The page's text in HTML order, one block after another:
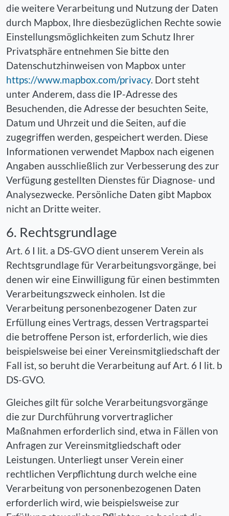
die weitere Verarbeitung und Nutzung der Daten
durch Mapbox, Ihre diesbezüglichen Rechte sowie
Einstellungsmöglichkeiten zum Schutz Ihrer
Privatsphäre entnehmen Sie bitte den
Datenschutzhinweisen von Mapbox unter
https://www.mapbox.com/privacy. Dort steht
unter Anderem, dass die IP-Adresse des
Besuchenden, die Adresse der besuchten Seite,
Datum und Uhrzeit und die Seiten, auf die
zugegriffen werden, gespeichert werden. Diese
Informationen verwendet Mapbox nach eigenen
Angaben ausschließlich zur Verbesserung des zur
Verfügung gestellten Dienstes für Diagnose- und
Analysezwecke. Persönliche Daten gibt Mapbox
nicht an Dritte weiter.
6. Rechtsgrundlage
Art. 6 I lit. a DS-GVO dient unserem Verein als
Rechtsgrundlage für Verarbeitungsvorgänge, bei
denen wir eine Einwilligung für einen bestimmten
Verarbeitungszweck einholen. Ist die
Verarbeitung personenbezogener Daten zur
Erfüllung eines Vertrags, dessen Vertragspartei
die betroffene Person ist, erforderlich, wie dies
beispielsweise bei einer Vereinsmitgliedschaft der
Fall ist, so beruht die Verarbeitung auf Art. 6 I lit. b
DS-GVO.
Gleiches gilt für solche Verarbeitungsvorgänge
die zur Durchführung vorvertraglicher
Maßnahmen erforderlich sind, etwa in Fällen von
Anfragen zur Vereinsmitgliedschaft oder
Leistungen. Unterliegt unser Verein einer
rechtlichen Verpflichtung durch welche eine
Verarbeitung von personenbezogenen Daten
erforderlich wird, wie beispielsweise zur